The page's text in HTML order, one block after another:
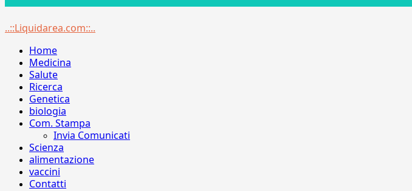
Menu
..::Liquidarea.com::..
Home
Medicina
Salute
Ricerca
Genetica
biologia
Com. Stampa
Invia Comunicati
Scienza
alimentazione
vaccini
Contatti